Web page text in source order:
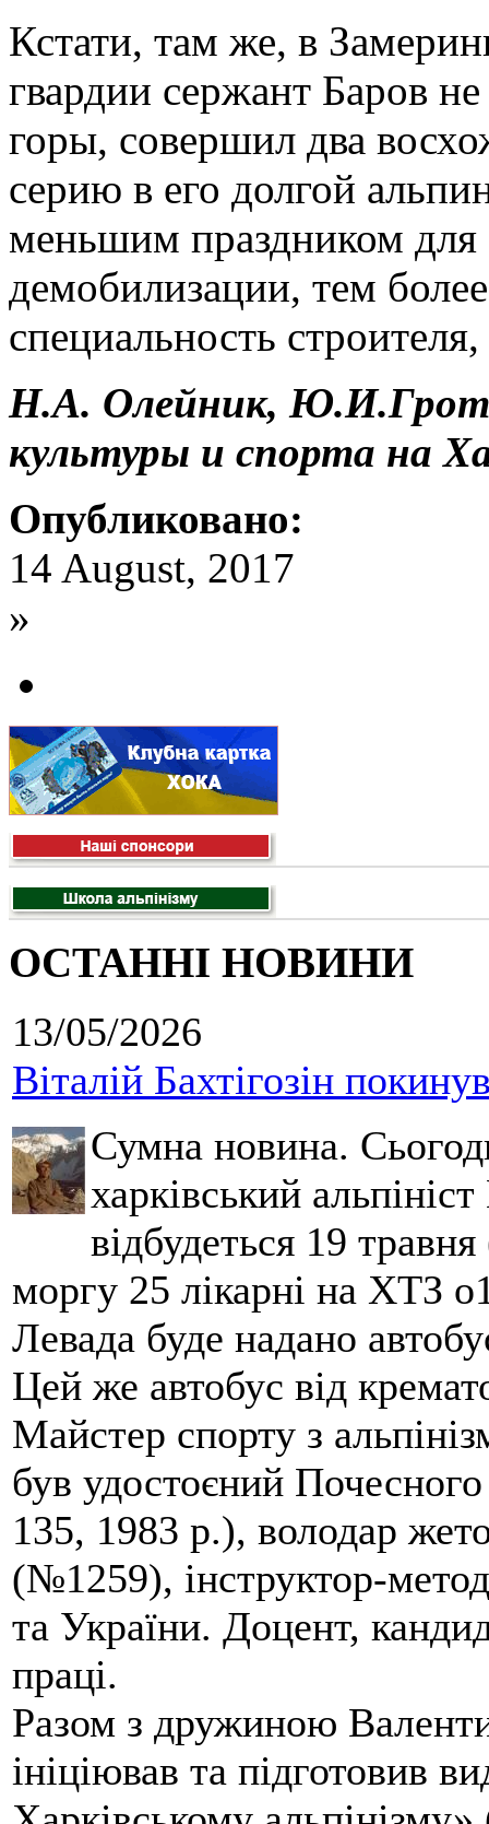
Кстати, там же, в
гвардии сержант Баров
горы, совершил два
серию в его долгой
меньшим праздником для
демобилизации, тем
специальность
Н.А. Олейник, Ю.И.Грот
культуры и спорта на
Опубликовано:
14 August, 2017
»
ОСТАННІ НОВИНИ
13/05/2026
Віталій Бахтігозін
Сумна новина.
харківський
відбудеться 19
моргу 25 лікарні на ХТЗ
Левада буде надано
Цей же автобус від
Майстер спорту з
був удостоєний
135, 1983 р.), володар
(№1259), інструктор-
та України. Доцент,
праці.
Разом з дружиною
ініціював та підготовив